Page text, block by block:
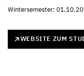
Wintersemester:
WEBSITE ZUM